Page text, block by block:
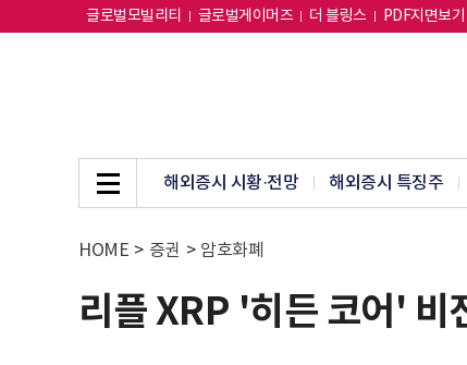
글로벌모빌리티 글로벌게이머즈 더 블링스 PDF지면보기
해외증시 시황·전망 해외증시 특징주
HOME > 증권 > 암호화폐
리플 XRP '히든 코어'